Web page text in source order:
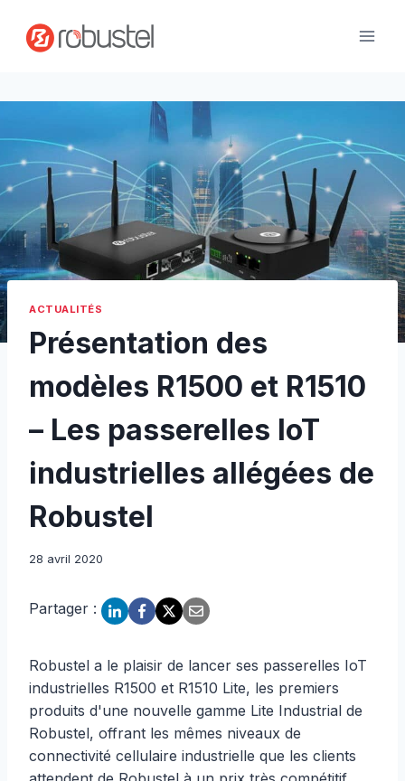
contenu
ACTUALITÉS
Présentation des
modèles R1500 et R1510
– Les passerelles IoT
industrielles allégées de
Robustel
28 avril 2020
Partager :
Robustel a le plaisir de lancer ses passerelles IoT
industrielles R1500 et R1510 Lite, les premiers
produits d'une nouvelle gamme Lite Industrial de
Robustel, offrant les mêmes niveaux de
connectivité cellulaire industrielle que les clients